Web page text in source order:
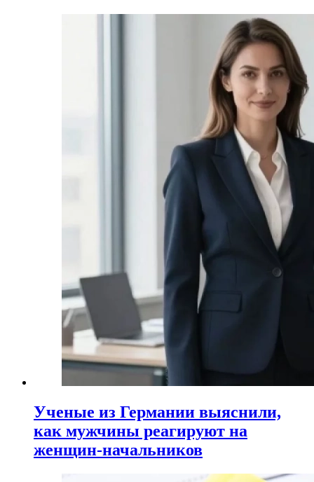
Ученые из Германии выяснили,
как мужчины реагируют на
женщин-начальников